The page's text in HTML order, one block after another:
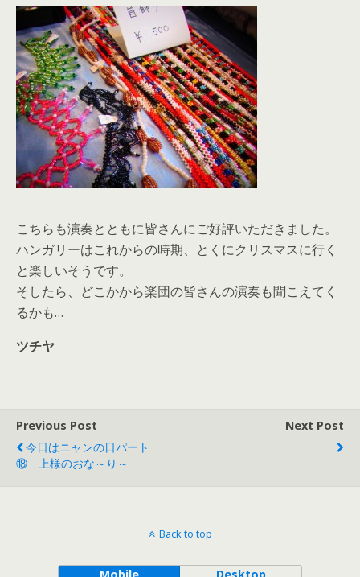
こちらも演奏とともに皆さんにご好評いただきました。
ハンガリーはこれからの時期、とくにクリスマスに行く
と楽しいそうです。
そしたら、どこかから楽団の皆さんの演奏も聞こえてく
るかも…
ツチヤ
Previous Post
今日はニャンの日パート
⑱ 上様のおな～り～
Next Post
Back to top